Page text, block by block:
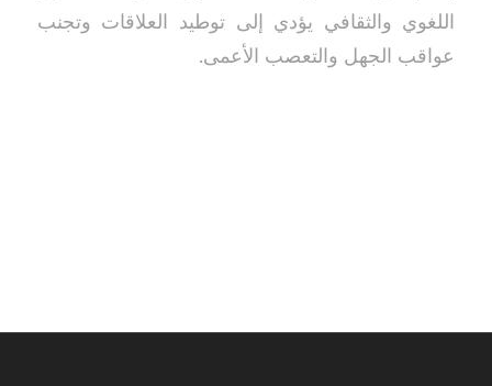
اللغوي والثقافي يؤدي إلى توطيد العلاقات وتجنب
عواقب الجهل والتعصب الأعمى.